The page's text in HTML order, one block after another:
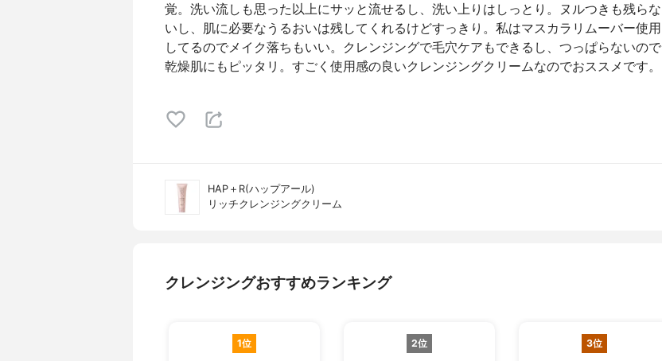
覚。洗い流しも思った以上にサッと流せるし、洗い上りはしっとり。ヌルつきも残らな
いし、肌に必要なうるおいは残してくれるけどすっきり。私はマスカラリムーバー使用
してるのでメイク落ちもいい。クレンジングで毛穴ケアもできるし、つっぱらないので
乾燥肌にもピッタリ。すごく使用感の良いクレンジングクリームなのでおススメです。
HAP＋R(ハップアール)
リッチクレンジングクリーム
クレンジングおすすめランキング
1位 2位 3位